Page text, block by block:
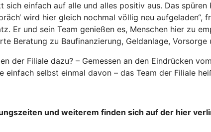
sich einfach auf alle und alles positiv aus. Das
wird hier gleich nochmal völlig neu
Er und sein Team genießen es, Menschen hier zu
Beratung zu Baufinanzierung, Geldanlage,
der Filiale dazu? – Gemessen an den Eindrücken
einfach selbst einmal davon – das Team der Filiale
und weiterem finden sich auf der hier